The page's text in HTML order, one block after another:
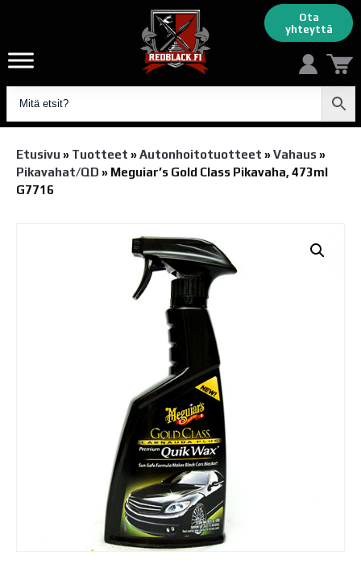
Ota
yhteyttä
Etusivu » Tuotteet » Autonhoito­tuotteet » Vahaus»
Pikavahat/QD » Meguiar’s Gold Class Pikavaha, 473ml
G7716